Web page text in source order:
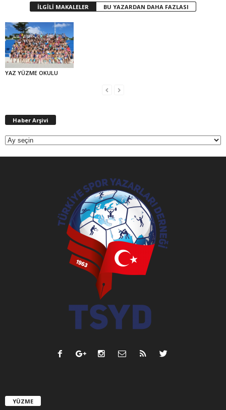
İLGİLİ MAKALELER BU YAZARDAN DAHA FAZLASI
YAZ YÜZME OKULU
Haber Arşivi
YÜZME